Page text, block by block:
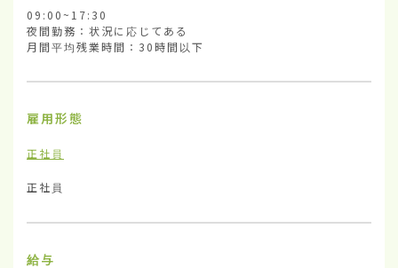
09:00~17:30
夜間勤務：状況に応じてある
月間平均残業時間：30時間以下
雇用形態
正社員
正社員
給与